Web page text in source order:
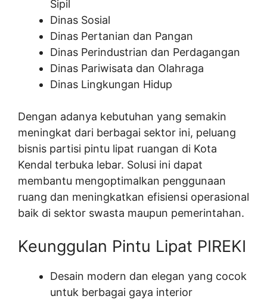
Sipil
Dinas Sosial
Dinas Pertanian dan Pangan
Dinas Perindustrian dan Perdagangan
Dinas Pariwisata dan Olahraga
Dinas Lingkungan Hidup
Dengan adanya kebutuhan yang semakin
meningkat dari berbagai sektor ini, peluang
bisnis partisi pintu lipat ruangan di Kota
Kendal terbuka lebar. Solusi ini dapat
membantu mengoptimalkan penggunaan
ruang dan meningkatkan efisiensi operasional
baik di sektor swasta maupun pemerintahan.
Keunggulan Pintu Lipat PIREKI
Desain modern dan elegan yang cocok
untuk berbagai gaya interior